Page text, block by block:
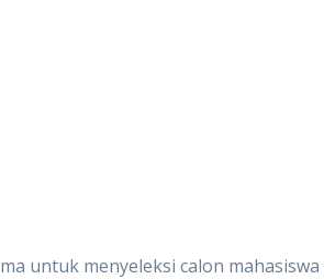
untuk menyeleksi calon mahasiswa